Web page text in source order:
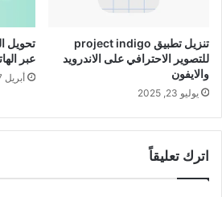
تنزيل تطبيق project indigo
للتصوير الاحترافي على الاندرويد
والايفون
يوليو 23, 2025
تحويل
عبر
أبريل 7, 2025
اترك تعليقاً